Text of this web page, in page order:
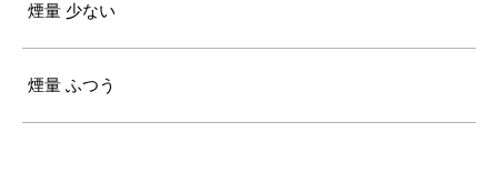
煙量 少ない
煙量 ふつう